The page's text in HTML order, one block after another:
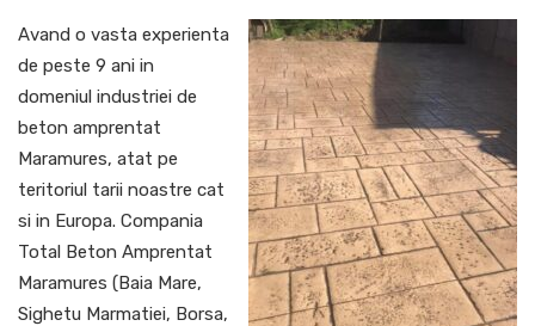
Avand o vasta experienta
de peste 9 ani in
domeniul industriei de
beton amprentat
Maramures, atat pe
teritoriul tarii noastre cat
si in Europa. Compania
Total Beton Amprentat
Maramures (Baia Mare,
Sighetu Marmatiei, Borsa,